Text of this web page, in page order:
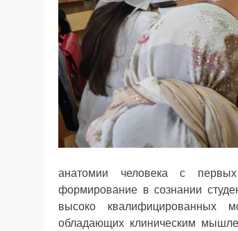
анатомии человекас первых
формирование в сознании
высоко квалифицированных
обладающих клиническим